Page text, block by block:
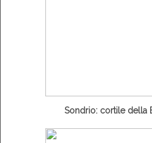
Sondrio: cortile della